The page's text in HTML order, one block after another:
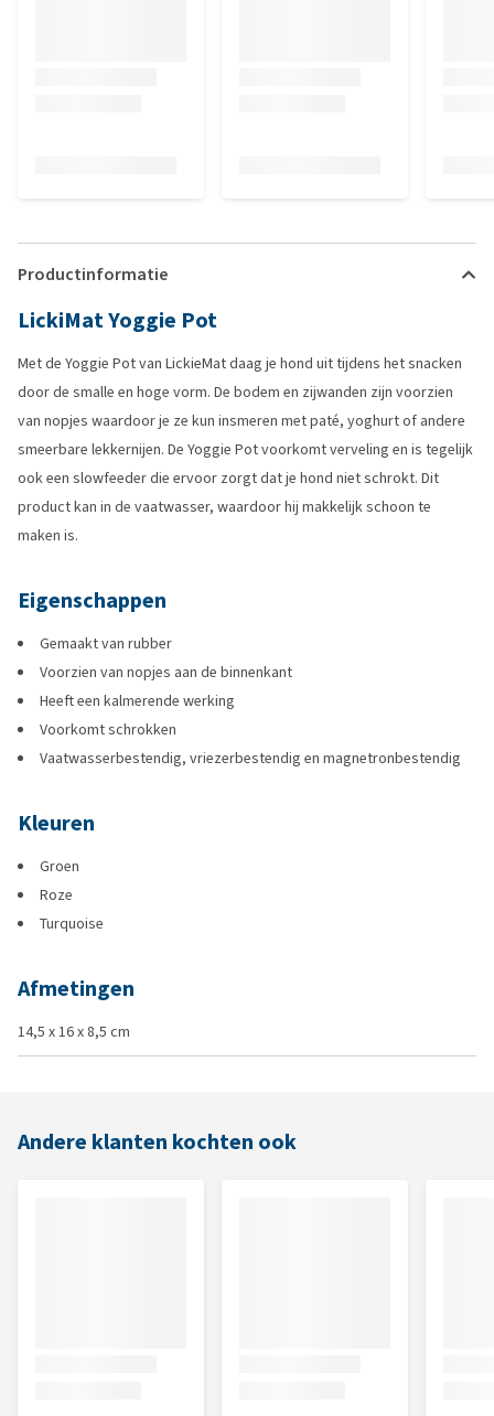
Productinformatie
LickiMat Yoggie Pot
Met de Yoggie Pot van LickieMat daag je hond uit tijdens het snacken
door de smalle en hoge vorm. De bodem en zijwanden zijn voorzien
van nopjes waardoor je ze kun insmeren met paté, yoghurt of andere
smeerbare lekkernijen. De Yoggie Pot voorkomt verveling en is tegelijk
ook een slowfeeder die ervoor zorgt dat je hond niet schrokt. Dit
product kan in de vaatwasser, waardoor hij makkelijk schoon te
maken is.
Eigenschappen
Gemaakt van rubber
Voorzien van nopjes aan de binnenkant
Heeft een kalmerende werking
Voorkomt schrokken
Vaatwasserbestendig, vriezerbestendig en magnetronbestendig
Kleuren
Groen
Roze
Turquoise
Afmetingen
14,5 x 16 x 8,5 cm
Andere klanten kochten ook